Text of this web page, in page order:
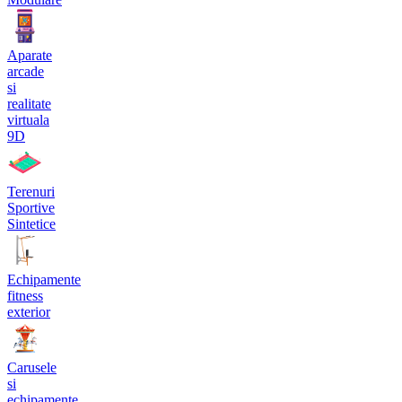
Aparate
arcade
si
realitate
virtuala
9D
Terenuri
Sportive
Sintetice
Echipamente
fitness
exterior
Carusele
si